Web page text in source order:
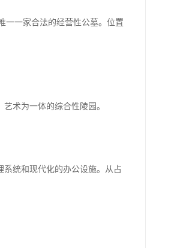
一一家合法的经营性公墓。位置
术为一体的综合性陵园。
统和现代化的办公设施。从占